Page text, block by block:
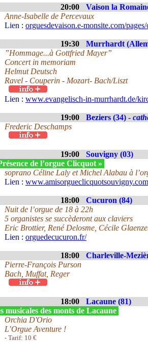
20:00 Vaison la
Anne-Isabelle de Percevaux
Lien : orguesdevaison.e-monsite.com/
19:30 Murrhardt
”Hommage...à Gottfried Mayer”
Concert in memoriam
Helmut Deutsch
Ravel - Couperin - Mozart- Bach/Liszt
Lien : www.evangelisch-in-murrhardt.de/
19:00 Beziers (34) -
Frederic Deschamps
19:00 Souvigny (03)
de l’orgue Clicquot »
soprano Céline Laly et Michel Alabau à
Lien :
18:00 Cucuron (84)
Nuit de l’orgue de 18 à 22h
5 organistes se succèderont aux claviers
Eric Brottier, René Delosme, Cécile
Lien : orguedecucuron.fr/
18:00 Charleville-
Pierre-François Purson
Bach, Muffat, Reger
18:00 Lacaune (81)
musicales des monts de Lacaune
Orchia D'Orio
L’Orgue Aventure !
- Tarif: 10 €